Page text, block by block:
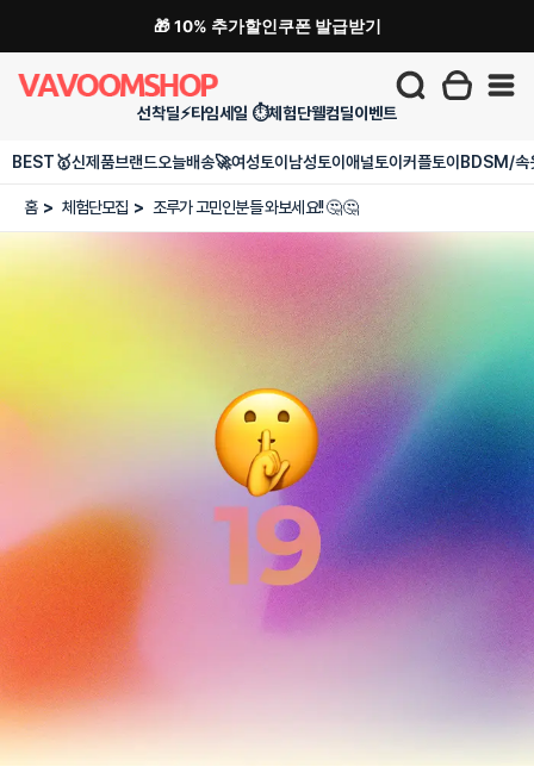
🎁 10% 추가할인쿠폰 발급받기
선착딜⚡타임세일 ⏱️체험단웰컴딜이벤트
BEST🥇신제품브랜드오늘배송🚀여성토이 남성토이 애널토이 커플토이 BDSM/속
홈> 체험단모집 > 조루가 고민인분들 와보세요!! 🤔🤔